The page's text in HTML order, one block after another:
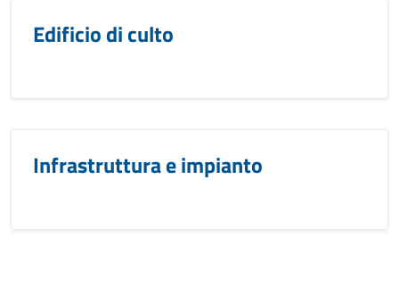
Edificio di culto
Infrastruttura e impianto